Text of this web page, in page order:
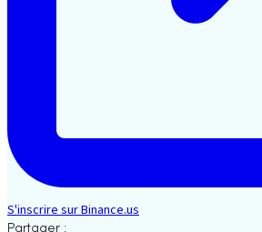
S'inscrire sur Binance.us
Partager :